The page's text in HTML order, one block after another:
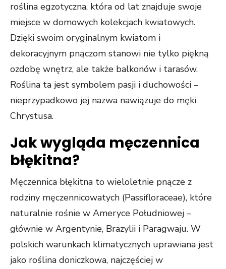
roślina egzotyczna, która od lat znajduje swoje
miejsce w domowych kolekcjach kwiatowych.
Dzięki swoim oryginalnym kwiatom i
dekoracyjnym pnączom stanowi nie tylko piękną
ozdobę wnętrz, ale także balkonów i tarasów.
Roślina ta jest symbolem pasji i duchowości –
nieprzypadkowo jej nazwa nawiązuje do męki
Chrystusa.
Jak wygląda męczennica
błękitna?
Męczennica błękitna to wieloletnie pnącze z
rodziny męczennicowatych (Passifloraceae), które
naturalnie rośnie w Ameryce Południowej –
głównie w Argentynie, Brazylii i Paragwaju. W
polskich warunkach klimatycznych uprawiana jest
jako roślina doniczkowa, najczęściej w